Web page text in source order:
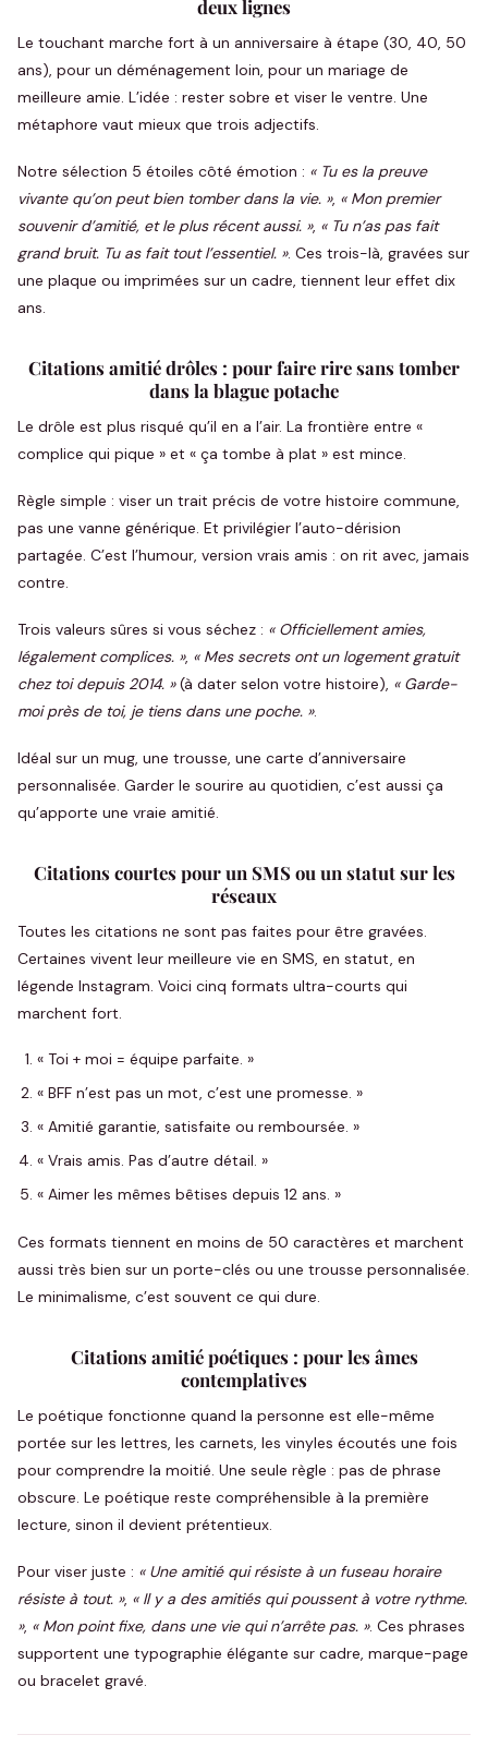
deux lignes
Le touchant marche fort à un anniversaire à étape (30, 40, 50
ans), pour un déménagement loin, pour un mariage de
meilleure amie. L’idée : rester sobre et viser le ventre. Une
métaphore vaut mieux que trois adjectifs.
Notre sélection 5 étoiles côté émotion : « Tu es la preuve
vivante qu’on peut bien tomber dans la vie. », « Mon premier
souvenir d’amitié, et le plus récent aussi. », « Tu n’as pas fait
grand bruit. Tu as fait tout l’essentiel. ». Ces trois-là, gravées sur
une plaque ou imprimées sur un cadre, tiennent leur effet dix
ans.
Citations amitié drôles : pour faire rire sans tomber
dans la blague potache
Le drôle est plus risqué qu’il en a l’air. La frontière entre «
complice qui pique » et « ça tombe à plat » est mince.
Règle simple : viser un trait précis de votre histoire commune,
pas une vanne générique. Et privilégier l’auto-dérision
partagée. C’est l’humour, version vrais amis : on rit avec, jamais
contre.
Trois valeurs sûres si vous séchez : « Officiellement amies,
légalement complices. », « Mes secrets ont un logement gratuit
chez toi depuis 2014. »(à dater selon votre histoire), « Garde-
moi près de toi, je tiens dans une poche. ».
Idéal sur un mug, une trousse, une carte d’anniversaire
personnalisée. Garder le sourire au quotidien, c’est aussi ça
qu’apporte une vraie amitié.
Citations courtes pour un SMS ou un statut sur les
réseaux
Toutes les citations ne sont pas faites pour être gravées.
Certaines vivent leur meilleure vie en SMS, en statut, en
légende Instagram. Voici cinq formats ultra-courts qui
marchent fort.
« Toi + moi = équipe parfaite. »
« BFF n’est pas un mot, c’est une promesse. »
« Amitié garantie, satisfaite ou remboursée. »
« Vrais amis. Pas d’autre détail. »
« Aimer les mêmes bêtises depuis 12 ans. »
Ces formats tiennent en moins de 50 caractères et marchent
aussi très bien sur un porte-clés ou une trousse personnalisée.
Le minimalisme, c’est souvent ce qui dure.
Citations amitié poétiques : pour les âmes
contemplatives
Le poétique fonctionne quand la personne est elle-même
portée sur les lettres, les carnets, les vinyles écoutés une fois
pour comprendre la moitié. Une seule règle : pas de phrase
obscure. Le poétique reste compréhensible à la première
lecture, sinon il devient prétentieux.
Pour viser juste : « Une amitié qui résiste à un fuseau horaire
résiste à tout. », « Il y a des amitiés qui poussent à votre rythme.
», « Mon point fixe, dans une vie qui n’arrête pas. ». Ces phrases
supportent une typographie élégante sur cadre, marque-page
ou bracelet gravé.